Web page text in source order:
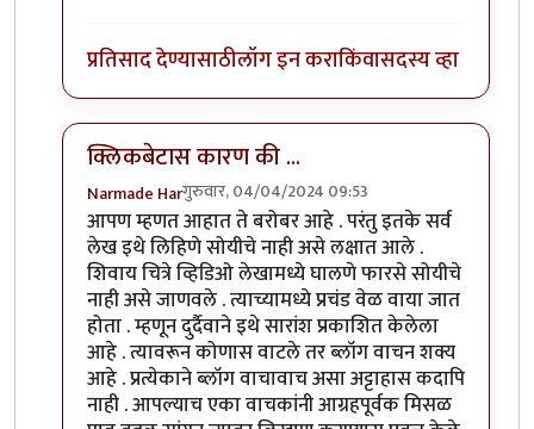
प्रतिसाद देण्यासाठीलॉग इन कराकिंवासदस्य व्हा
क्लिकबेटास कारण की ...
Narmade Harगुरुवार, 04/04/2024 09:53
In reply toदुर्दैवाने हा धागाbyप्रचेतस
आपण म्हणत आहात ते बरोबर आहे . परंतु इतके सर्व
लेख इथे लिहिणे सोयीचे नाही असे लक्षात आले .
शिवाय चित्रे व्हिडिओ लेखामध्ये घालणे फारसे सोयीचे
नाही असे जाणवले . त्याच्यामध्ये प्रचंड वेळ वाया जात
होता . म्हणून दुर्दैवाने इथे सारांश प्रकाशित केलेला
आहे . त्यावरून कोणास वाटले तर ब्लॉग वाचन शक्य
आहे . प्रत्येकाने ब्लॉग वाचावाच असा अट्टाहास कदापि
नाही . आपल्याच एका वाचकांनी आग्रहपूर्वक मिसळ